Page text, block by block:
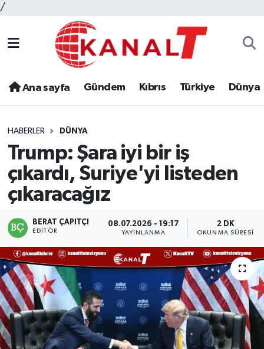
/
Ana sayfa Gündem Kıbrıs Türkiye Dünya
HABERLER DÜNYA
Trump: Şara iyi bir iş
çıkardı, Suriye'yi listeden
çıkaracağız
BERAT ÇAPITÇI
EDITÖR
08.07.2026 - 19:17
YAYINLANMA
2 DK
OKUNMA SÜRESI